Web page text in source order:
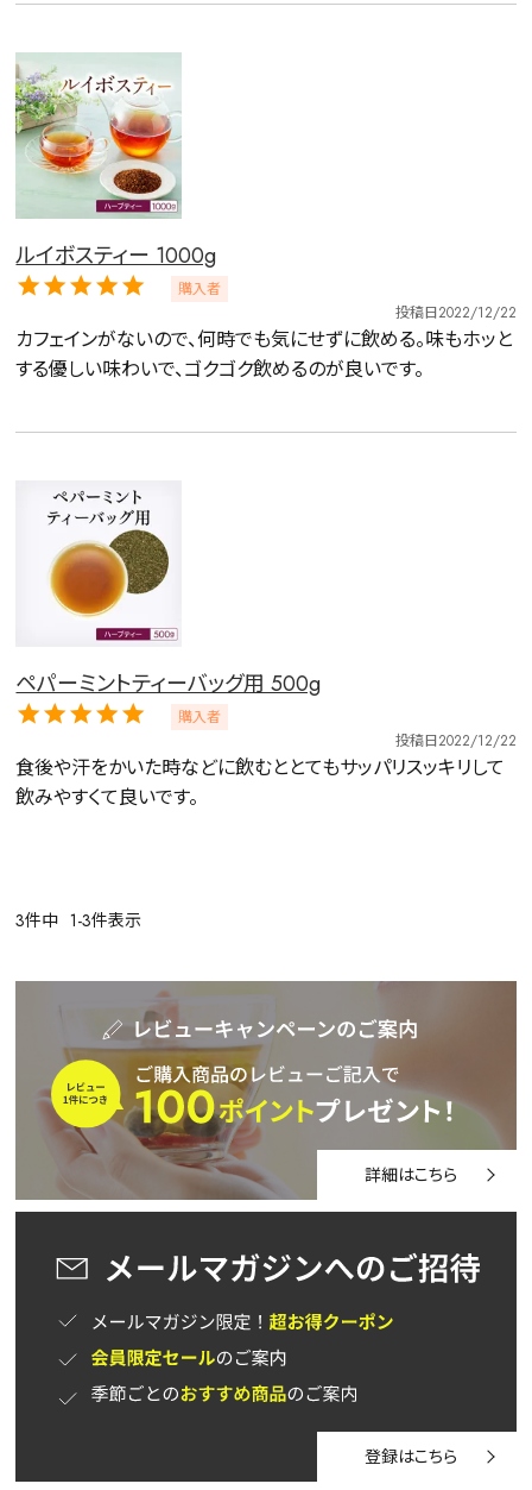
キーワードで探す
お試し ルイボス カモミール仙鶴草深蒸し茶 業務用大容量
予算・価格で探す
〜
茶葉を選択
健康茶 ハーブティー 緑茶
中国茶
容量を選択
ルイボスティー 1000g
購入者
投稿日2022/12/22
カフェインがないので、何時でも気にせずに飲める。味もホッと
する優しい味わいで、ゴクゴク飲めるのが良いです。
ペパーミントティーバッグ用 500g
購入者
投稿日2022/12/22
食後や汗をかいた時などに飲むととてもサッパリスッキリして
飲みやすくて良いです。
3件中 1-3件表示
詳細はこちら
登録はこちら